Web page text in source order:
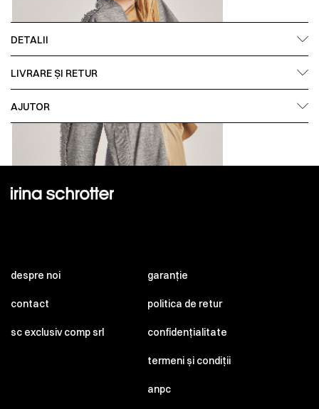
DETALII
LIVRARE ȘI RETUR
AJUTOR
despre noi
contact
sc exclusiv comp srl
garanție
politica de retur
confidențialitate
termeni și condiții
anpc